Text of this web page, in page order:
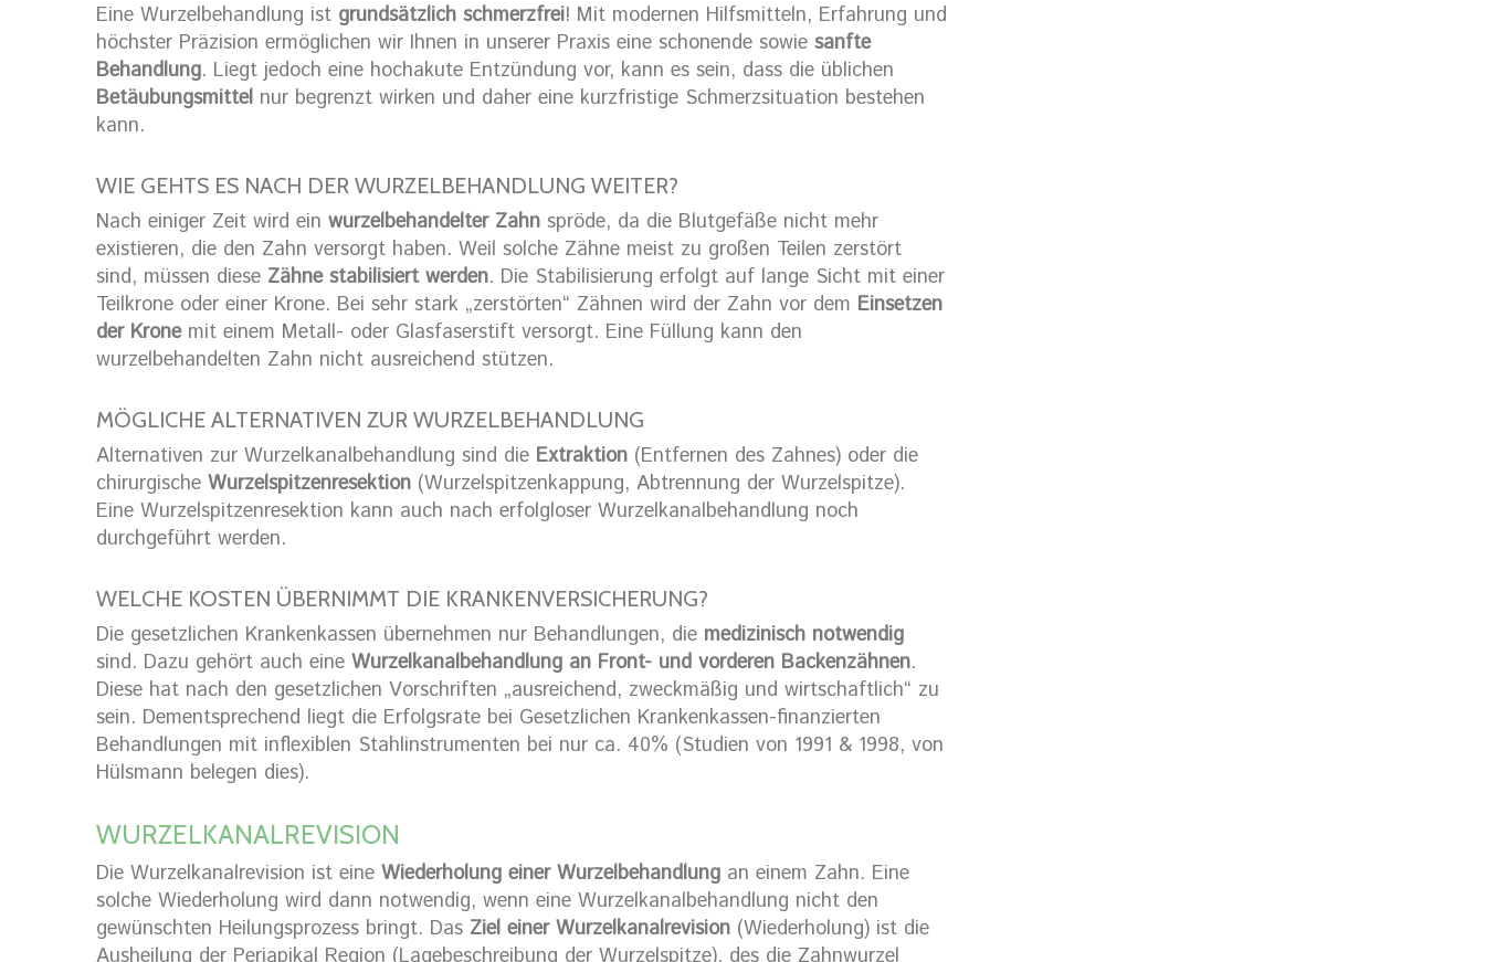
Eine Wurzelbehandlung ist grundsätzlich schmerzfrei! Mit modernen Hilfsmitteln, Erfahrung und
höchster Präzision ermöglichen wir Ihnen in unserer Praxis eine schonende sowie sanfte
Behandlung. Liegt jedoch eine hochakute Entzündung vor, kann es sein, dass die üblichen
Betäubungsmittel nur begrenzt wirken und daher eine kurzfristige Schmerzsituation bestehen
kann.
WIE GEHTS ES NACH DER WURZELBEHANDLUNG WEITER?
Nach einiger Zeit wird ein wurzelbehandelter Zahn spröde, da die Blutgefäße nicht mehr
existieren, die den Zahn versorgt haben. Weil solche Zähne meist zu großen Teilen zerstört
sind, müssen diese Zähne stabilisiert werden. Die Stabilisierung erfolgt auf lange Sicht mit einer
Teilkrone oder einer Krone. Bei sehr stark „zerstörten“ Zähnen wird der Zahn vor dem Einsetzen
der Kronemit einem Metall- oder Glasfaserstift versorgt. Eine Füllung kann den
wurzelbehandelten Zahn nicht ausreichend stützen.
MÖGLICHE ALTERNATIVEN ZUR WURZELBEHANDLUNG
Alternativen zur Wurzelkanalbehandlung sind die Extraktion (Entfernen des Zahnes) oder die
chirurgische Wurzelspitzenresektion (Wurzelspitzenkappung, Abtrennung der Wurzelspitze).
Eine Wurzelspitzenresektion kann auch nach erfolgloser Wurzelkanalbehandlung noch
durchgeführt werden.
WELCHE KOSTEN ÜBERNIMMT DIE KRANKENVERSICHERUNG?
Die gesetzlichen Krankenkassen übernehmen nur Behandlungen, die medizinisch notwendig
sind. Dazu gehört auch eine Wurzelkanalbehandlung an Front- und vorderen Backenzähnen.
Diese hat nach den gesetzlichen Vorschriften „ausreichend, zweckmäßig und wirtschaftlich“ zu
sein. Dementsprechend liegt die Erfolgsrate bei Gesetzlichen Krankenkassen-finanzierten
Behandlungen mit inflexiblen Stahlinstrumenten bei nur ca. 40% (Studien von 1991 & 1998, von
Hülsmann belegen dies).
WURZELKANALREVISION
Die Wurzelkanalrevision ist eine Wiederholung einer Wurzelbehandlung an einem Zahn. Eine
solche Wiederholung wird dann notwendig, wenn eine Wurzelkanalbehandlung nicht den
gewünschten Heilungsprozess bringt. Das Ziel einer Wurzelkanalrevision (Wiederholung) ist die